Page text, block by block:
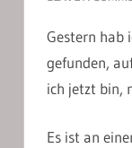
Gestern hab
gefunden,
ich jetzt bin,
Es ist an